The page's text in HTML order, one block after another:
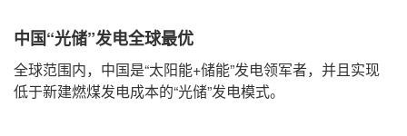
中国“光储”发电全球最优
全球范围内，中国是“太阳能+储能”发电领军者，并且实现
低于新建燃煤发电成本的“光储”发电模式。